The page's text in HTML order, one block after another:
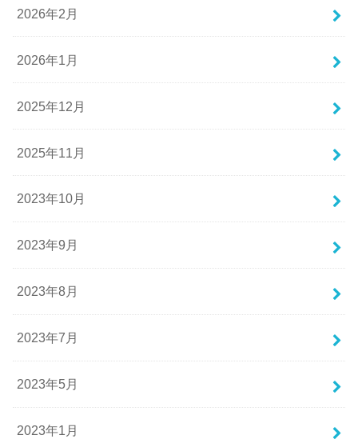
2026年2月
2026年1月
2025年12月
2025年11月
2023年10月
2023年9月
2023年8月
2023年7月
2023年5月
2023年1月